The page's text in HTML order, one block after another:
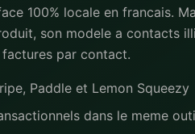
100% locale en francais.
son modele a contacts
par contact.
Paddle et Lemon Squeezy
dans le meme